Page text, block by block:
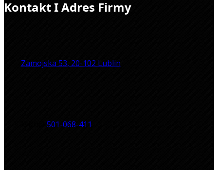
Kontakt I Adres Firmy
Zamojska 53, 20-102 Lublin
501-068-411